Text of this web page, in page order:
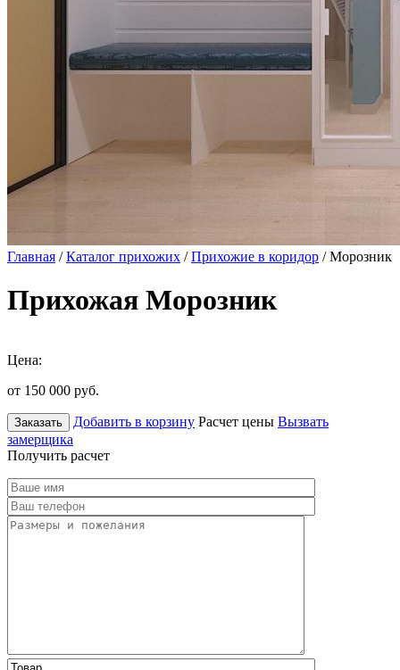
Главная /Каталог прихожих /Прихожие в коридор / Морозник
Прихожая Морозник
Цена:
от 150 000 руб.
Заказать Добавить в корзину Расчет цены Вызвать
замерщика
Получить расчет